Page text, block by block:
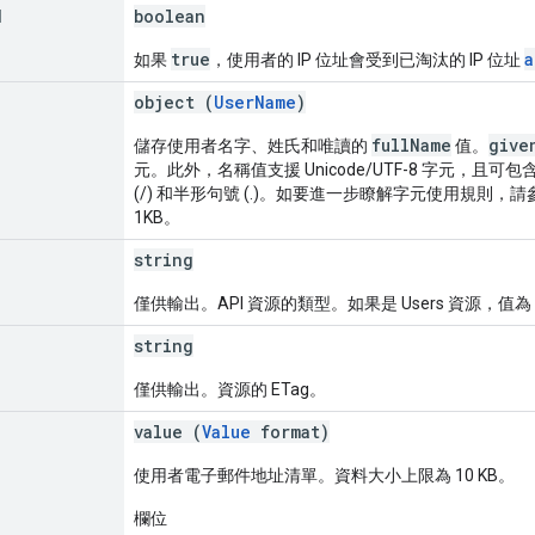
boolean
如果 true ，使用者的 IP 位址會受到已淘汰的 IP 位址
object (UserName)
儲存使用者名字、姓氏和唯讀的 fullName 值。
元。此外，名稱值支援 Unicode/UTF-8 字元，且可
(/) 和半形句號 (.)。如要進一步瞭解字元使用規則，請
1KB。
string
僅供輸出。API 資源的類型。如果是 Users 資源，值為
string
僅供輸出。資源的 ETag。
value (Value format)
使用者電子郵件地址清單。資料大小上限為 10 KB。
欄位